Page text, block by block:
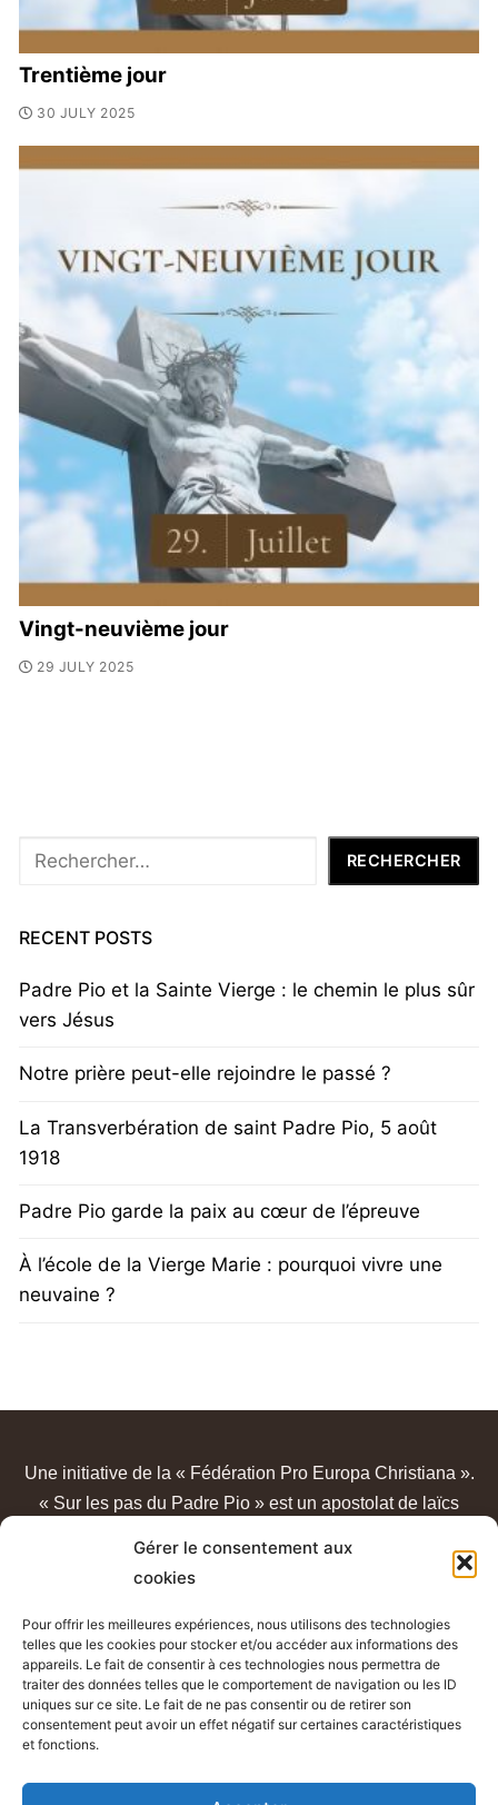
Gérer le consentement aux
cookies
Pour offrir les meilleures expériences, nous utilisons des technologies
telles que les cookies pour stocker et/ou accéder aux informations des
appareils. Le fait de consentir à ces technologies nous permettra de
traiter des données telles que le comportement de navigation ou les ID
uniques sur ce site. Le fait de ne pas consentir ou de retirer son
consentement peut avoir un effet négatif sur certaines caractéristiques
et fonctions.
Trentième jour
30 JULY 2025
Vingt-neuvième jour
29 JULY 2025
Rechercher RECHERCHER
RECENT POSTS
Padre Pio et la Sainte Vierge : le chemin le plus sûr
vers Jésus
Notre prière peut-elle rejoindre le passé ?
La Transverbération de saint Padre Pio, 5 août
1918
Padre Pio garde la paix au cœur de l’épreuve
À l’école de la Vierge Marie : pourquoi vivre une
neuvaine ?
Une initiative de la « Fédération Pro Europa Christiana ».
« Sur les pas du Padre Pio » est un apostolat de laïcs
Mentions légales - Conditions générales d’utilisation